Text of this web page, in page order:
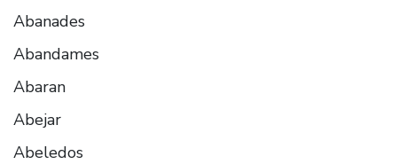
Abanades
Abandames
Abaran
Abejar
Abeledos